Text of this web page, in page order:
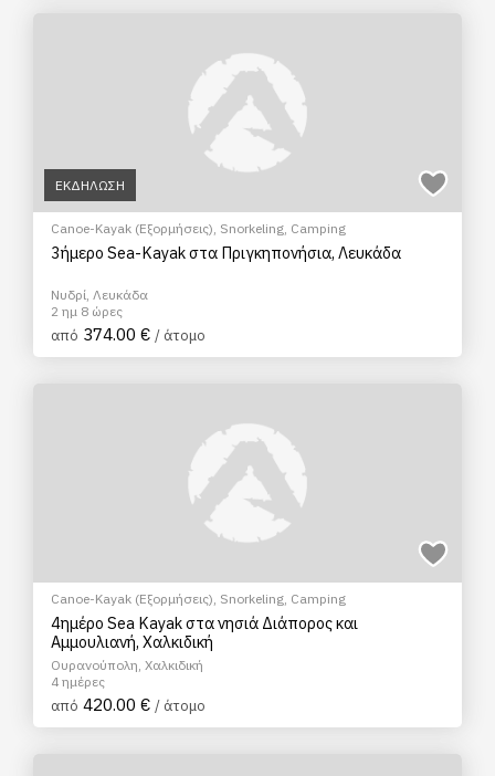
ΕΚΔΗΛΩΣΗ
Canoe-Kayak (Εξορμήσεις), Snorkeling, Camping
3ήμερο Sea-Kayak στα Πριγκηπονήσια, Λευκάδα
Νυδρί, Λευκάδα
2 ημ 8 ώρες
από 374.00 € / άτομο
Canoe-Kayak (Εξορμήσεις), Snorkeling, Camping
4ημέρo Sea Kayak στα νησιά Διάπορος και
Αμμουλιανή, Χαλκιδική
Ουρανούπολη, Χαλκιδική
4 ημέρες
από 420.00 € / άτομο